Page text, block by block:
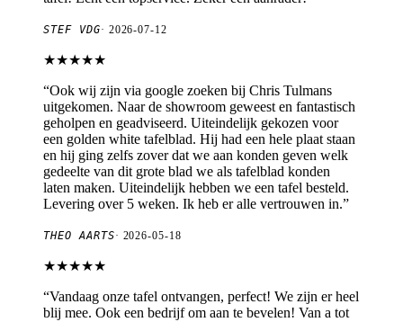
STEF VDG· 2026-07-12
★★★★★
“Ook wij zijn via google zoeken bij Chris Tulmans
uitgekomen. Naar de showroom geweest en fantastisch
geholpen en geadviseerd. Uiteindelijk gekozen voor
een golden white tafelblad. Hij had een hele plaat staan
en hij ging zelfs zover dat we aan konden geven welk
gedeelte van dit grote blad we als tafelblad konden
laten maken. Uiteindelijk hebben we een tafel besteld.
Levering over 5 weken. Ik heb er alle vertrouwen in.”
THEO AARTS· 2026-05-18
★★★★★
“Vandaag onze tafel ontvangen, perfect! We zijn er heel
blij mee. Ook een bedrijf om aan te bevelen! Van a tot